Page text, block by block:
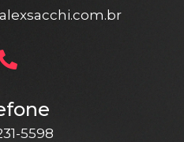
5598